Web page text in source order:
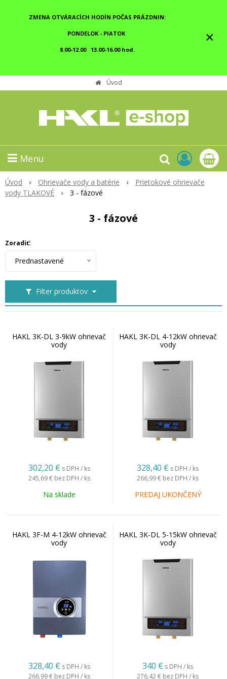
ZMENA OTVÁRACÍCH HODÍN POČAS PRÁZDNIN:
PONDELOK - PIATOK
8.00-12.00 13.00-16.00 hod.
×
Úvod
Menu
Úvod Ohrievače vody a batérie
Prietokové ohrievače
vody TLAKOVÉ
3 - fázové
3 - fázové
Filter produktov
Zoradiť:
Prednastavené
HAKL 3K-DL 3-9kW ohrievač
vody
302,20 € s DPH / ks
245,69 € bez DPH / ks
Na sklade
HAKL 3K-DL 4-12kW ohrievač
vody
328,40 € s DPH / ks
266,99 € bez DPH / ks
PREDAJ UKONČENÝ
HAKL 3F-M 4-12kW ohrievač
vody
328,40 € s DPH / ks
266,99 € bez DPH / ks
HAKL 3K-DL 5-15kW ohrievač
vody
340 € s DPH / ks
276,42 € bez DPH / ks